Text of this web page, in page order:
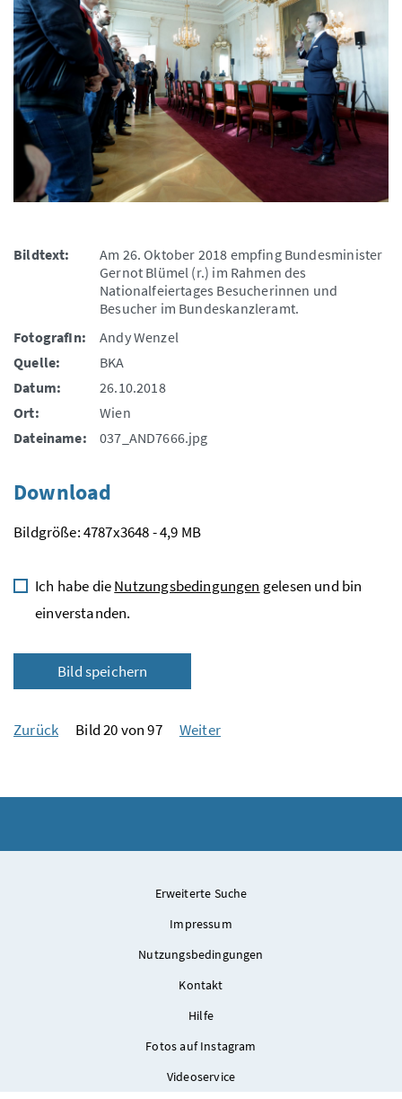
Bildtext:
Am 26. Oktober 2018 empfing Bundesminister
Gernot Blümel (r.) im Rahmen des
Nationalfeiertages Besucherinnen und
Besucher im Bundeskanzleramt.
FotografIn:
Andy Wenzel
Quelle:
BKA
Datum:
26.10.2018
Ort:
Wien
Dateiname:
037_AND7666.jpg
Download
Bildgröße: 4787x3648 - 4,9 MB
Ich habe dieNutzungsbedingungen gelesen und bin
einverstanden.
Bild speichern
Zurück Bild 20 von 97 Weiter
Erweiterte Suche
Impressum
Nutzungsbedingungen
Kontakt
Hilfe
Fotos auf Instagram
Videoservice